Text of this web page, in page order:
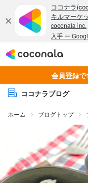
会員登録で
ココナラブログ
ホーム ブログトップ